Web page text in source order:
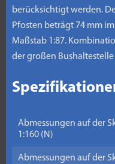
berücksichtigt werden.
Pfosten beträgt 74 mm
Maßstab 1:87.
der großen
Abmessungen auf der
1:160 (N)
Abmessungen auf der